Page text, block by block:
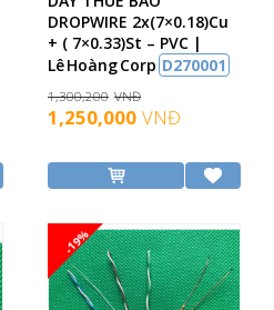
DROPWIRE 2x(7×0.18)Cu
+ ( 7×0.33)St – PVC |
Lê Hoàng Corp D270001
1,300,200 VNĐ
1,250,000 VNĐ
-19%